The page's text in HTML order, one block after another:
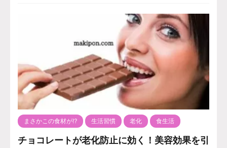
まさかこの食材が⁉️ 生活習慣 老化 食生活
チョコレートが老化防止に効く！美容効果を引